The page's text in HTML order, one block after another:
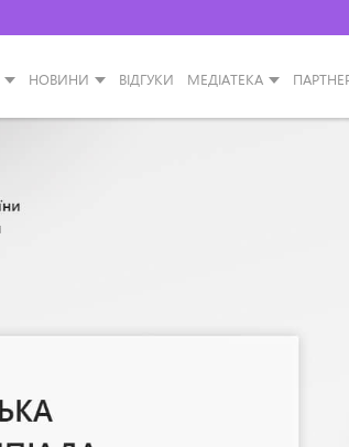
НОВИНИ ВІДГУКИ МЕДІАТЕКА